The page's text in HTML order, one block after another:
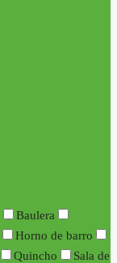
Baulera
Horno de barro
Quincho
Sala de